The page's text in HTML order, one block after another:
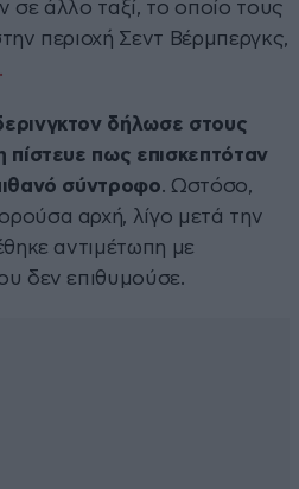
σε άλλο ταξί, το οποίο τους
περιοχή Σεντ Βέρμπεργκς,
δήλωσε στους
πίστευε πως επισκεπτόταν
σύντροφο. Ωστόσο,
αρχή, λίγο μετά την
αντιμέτωπη με
δεν επιθυμούσε.